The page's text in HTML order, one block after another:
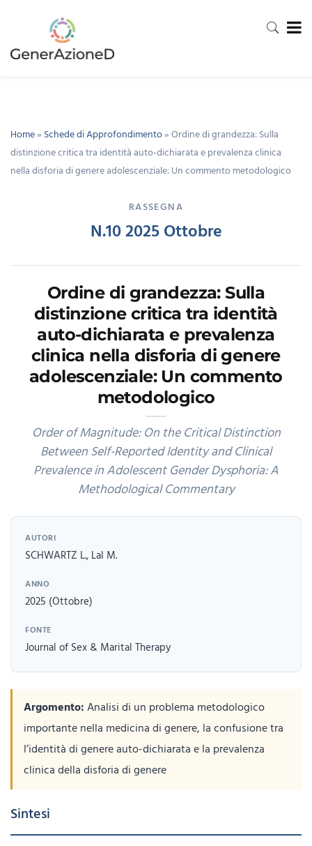
Home» Schede di Approfondimento»Ordine di grandezza: Sulla
distinzione critica tra identità auto-dichiarata e prevalenza clinica
nella disforia di genere adolescenziale: Un commento metodologico
RASSEGNA
N.10 2025 Ottobre
Ordine di grandezza: Sulla
distinzione critica tra identità
auto-dichiarata e prevalenza
clinica nella disforia di genere
adolescenziale: Un commento
metodologico
Order of Magnitude: On the Critical Distinction
Between Self-Reported Identity and Clinical
Prevalence in Adolescent Gender Dysphoria: A
Methodological Commentary
AUTORI
SCHWARTZ L., Lal M.
ANNO
2025 (Ottobre)
FONTE
Journal of Sex & Marital Therapy
Argomento:Analisi di un problema metodologico
importante nella medicina di genere, la confusione tra
l’identità di genere auto-dichiarata e la prevalenza
clinica della disforia di genere
Sintesi